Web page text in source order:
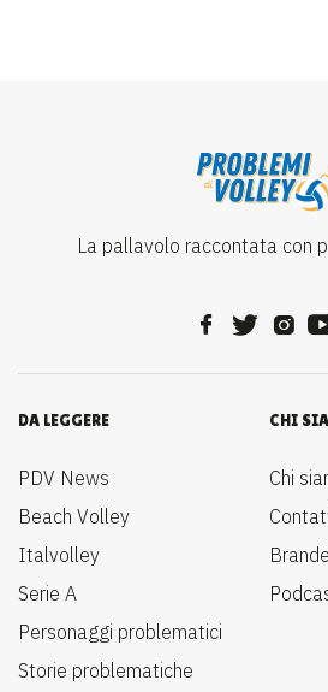
La pallavolo raccontata con
DA LEGGERE
PDV News
Beach Volley
Italvolley
Serie A
Personaggi problematici
Storie problematiche
CHI
Chi